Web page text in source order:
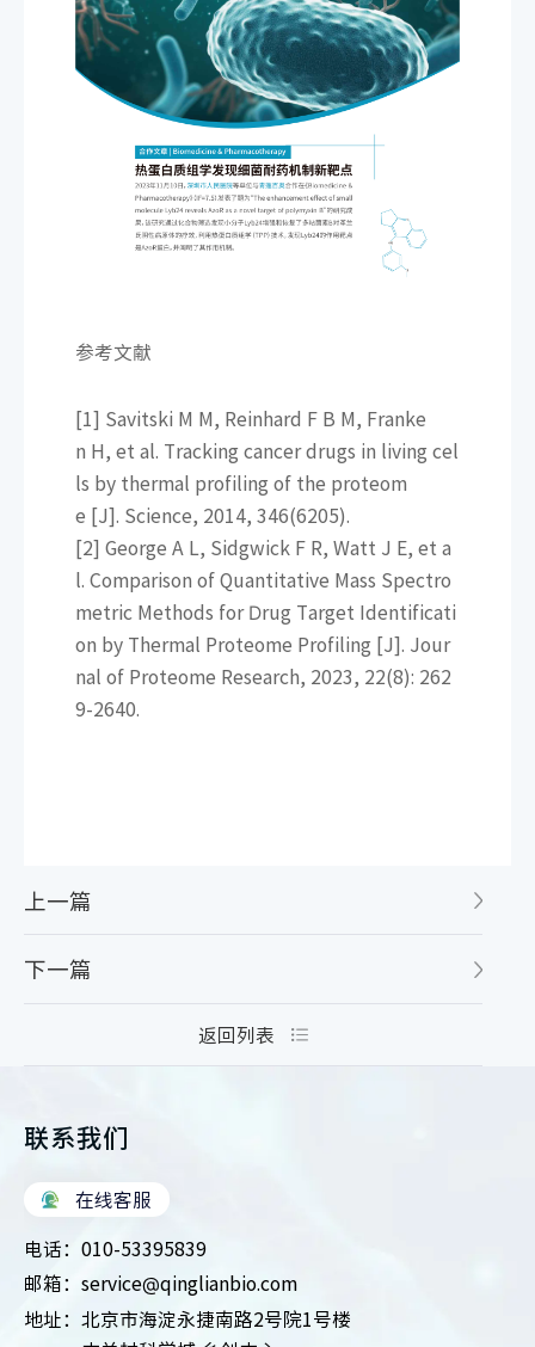
上一篇
下一篇
返回列表
参考文献
[1] Savitski M M, Reinhard F B M, Franke
n H, et al. Tracking cancer drugs in living cel
ls by thermal profiling of the proteom
e [J]. Science, 2014, 346(6205).
[2] George A L, Sidgwick F R, Watt J E, et a
l. Comparison of Quantitative Mass Spectro
metric Methods for Drug Target Identificati
on by Thermal Proteome Profiling [J]. Jour
nal of Proteome Research, 2023, 22(8): 262
9-2640.
联系我们
在线客服
电话： 010-53395839
邮箱： service@qinglianbio.com
地址： 北京市海淀永捷南路2号院1号楼